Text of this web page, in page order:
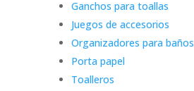
Ganchos para toallas
Juegos de accesorios
Organizadores para baños
Porta papel
Toalleros